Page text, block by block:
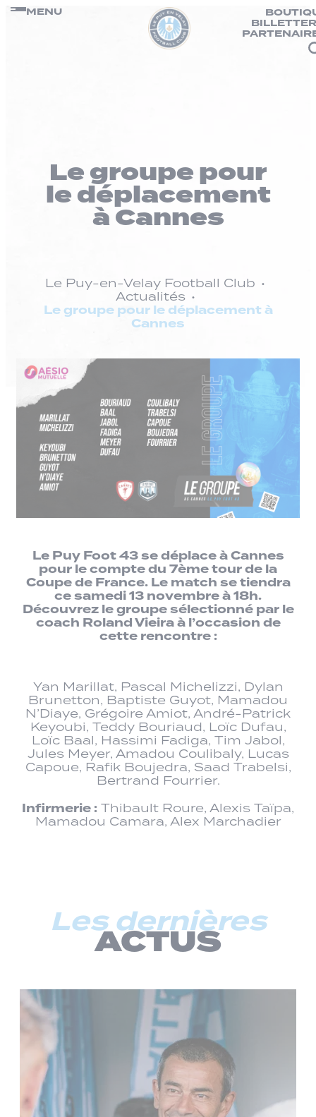
Passer
MENU
Le groupe pour
le déplacement
à Cannes
Le Puy-en-Velay Football Club
Actualités
Le groupe pour le déplacement à
Cannes
Le Puy Foot 43 se déplace à Cannes
pour le compte du 7ème tour de la
Coupe de France. Le match se tiendra
ce samedi 13 novembre à 18h.
Découvrez le groupe sélectionné par le
coach Roland Vieira à l’occasion de
cette rencontre :
Yan Marillat, Pascal Michelizzi, Dylan
Brunetton, Baptiste Guyot, Mamadou
N’Diaye, Grégoire Amiot, André-Patrick
Keyoubi, Teddy Bouriaud, Loïc Dufau,
Loïc Baal, Hassimi Fadiga, Tim Jabol,
Jules Meyer, Amadou Coulibaly, Lucas
Capoue, Rafik Boujedra, Saad Trabelsi,
Bertrand Fourrier.
Infirmerie : Thibault Roure, Alexis Taïpa,
Mamadou Camara, Alex Marchadier
Les dernières
ACTUS
Panneau de gestion des cookies